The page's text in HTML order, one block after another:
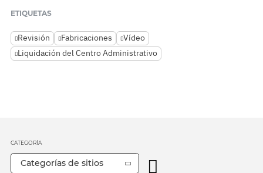
ETIQUETAS
Revisión Fabricaciones
Vídeo
Liquidación del Centro Administrativo
CATEGORÍA
Categorías de sitios